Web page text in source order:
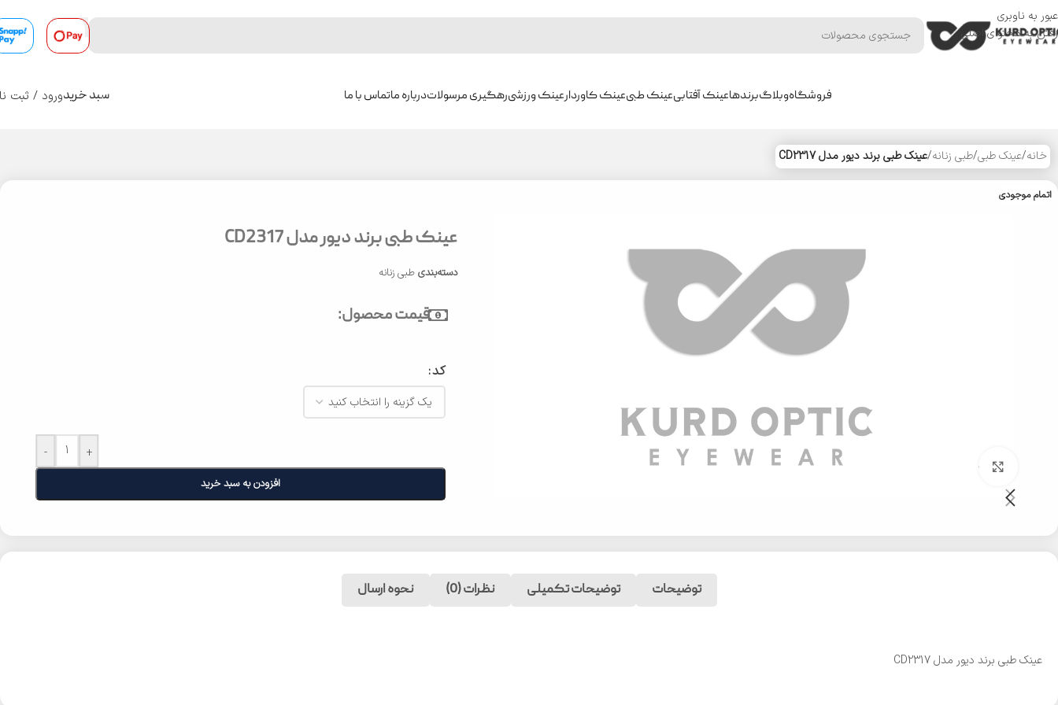
عبور به ناوبری
رفتن به محتوای اصلی
فروشگاهوبلاگبرندهاعینک آفتابیعینک طبیعینک کاوردارعینک ورزشیرهگیری مرسولاتدرباره ماتماس با ما 0
سبد خریدورود / ثبت
خانه/عینک طبی/طبی زنانه/عینک طبی برند دیور مدل CD2317
اتمام موجودی
عینک طبی برند دیور مدل CD2317
دسته‌بندی طبی زنانه
قیمت محصول:
کد
- +
افزودن به سبد خرید
توضیحات توضیحات تکمیلی نظرات (0) نحوه ارسال
عینک طبی برند دیور مدل CD2317